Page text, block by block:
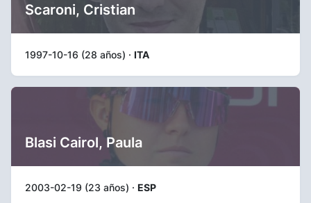
Scaroni, Cristian
1997-10-16 (28 años) · ITA
Blasi Cairol, Paula
2003-02-19 (23 años) · ESP